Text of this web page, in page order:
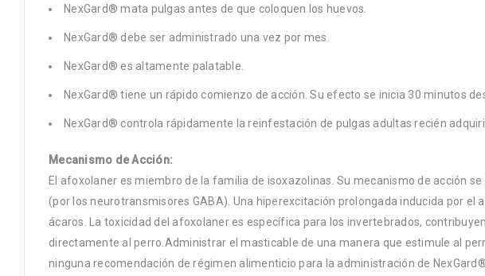
NexGard® mata pulgas antes de que coloquen los huevos.
NexGard® debe ser administrado una vez por mes.
NexGard® es altamente palatable.
NexGard® tiene un rápido comienzo de acción. Su efecto se inicia 30 minutos
NexGard® controla rápidamente la reinfestación de pulgas adultas recién
Mecanismo de Acción:
El afoxolaner es miembro de la familia de isoxazolinas. Su mecanismo de acción
(por los neurotransmisores GABA). Una hiperexcitación prolongada inducida por
ácaros. La toxicidad del afoxolaner es específica para los invertebrados,
directamente al perro.Administrar el masticable de una manera que estimule al
ninguna recomendación de régimen alimenticio para la administración de